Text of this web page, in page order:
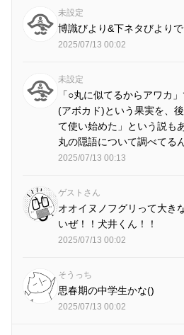
未設定
博識びより&下ネタびより
2025/07/13 00:02
未設定
「○丸に似てるからアワカ
(アボカド)という果実を、
て使い始めた」という説も
丸の隠語について調べてる
2025/07/13 00:13
ゲストさん
オオイヌノフグリって大き
いぜ！！犬井くん！！
2025/07/13 00:02
そうっち
思春期の中学生かな()
2025/07/13 00:02